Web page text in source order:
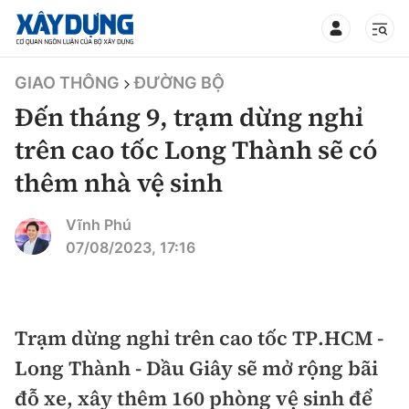
TIN BỘ XÂY DỰNG
CHUYÊN MỤC
Mới nhất
Chính trị
Xã hội
Xây dựng
Chỉ đạo điều hành
Giao thông
GIAO THÔNG ĐƯỜNG BỘ
Đến tháng 9, trạm dừng nghỉ
trên cao tốc Long Thành sẽ có
thêm nhà vệ sinh
Vĩnh Phú
07/08/2023, 17:16
Trạm dừng nghỉ trên cao tốc TP.HCM -
Long Thành - Dầu Giây sẽ mở rộng bãi
đỗ xe, xây thêm 160 phòng vệ sinh để